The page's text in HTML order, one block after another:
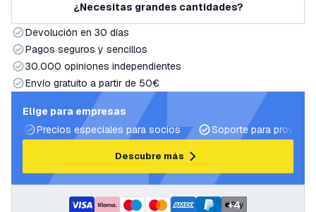
¿Necesitas grandes cantidades?
Devolución en 30 días
Pagos seguros y sencillos
30.000 opiniones independientes
Envío gratuito a partir de 50€
Elige para empresas
Precios especiales para socios
Soporte para
Descubre más
+4